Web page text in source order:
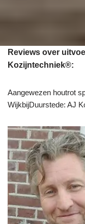
Reviews over
Kozijntechniek®:
Aangewezen houtrot
WijkbijDuurstede: AJ